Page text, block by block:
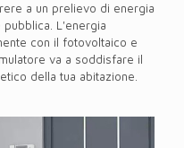
a un prelievo di energia
L'energia
con il fotovoltaico e
va a soddisfare il
della tua abitazione.